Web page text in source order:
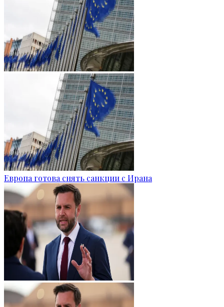
Европа готова снять санкции с Ирана